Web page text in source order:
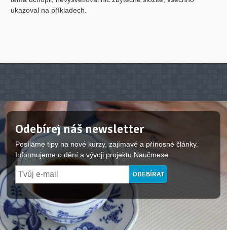
ukazoval na příkladech.
Odebírej náš newsletter
Posíláme tipy na nové kurzy, zajímavé a přínosné články.
Informujeme o dění a vývoji projektu Naučmese.